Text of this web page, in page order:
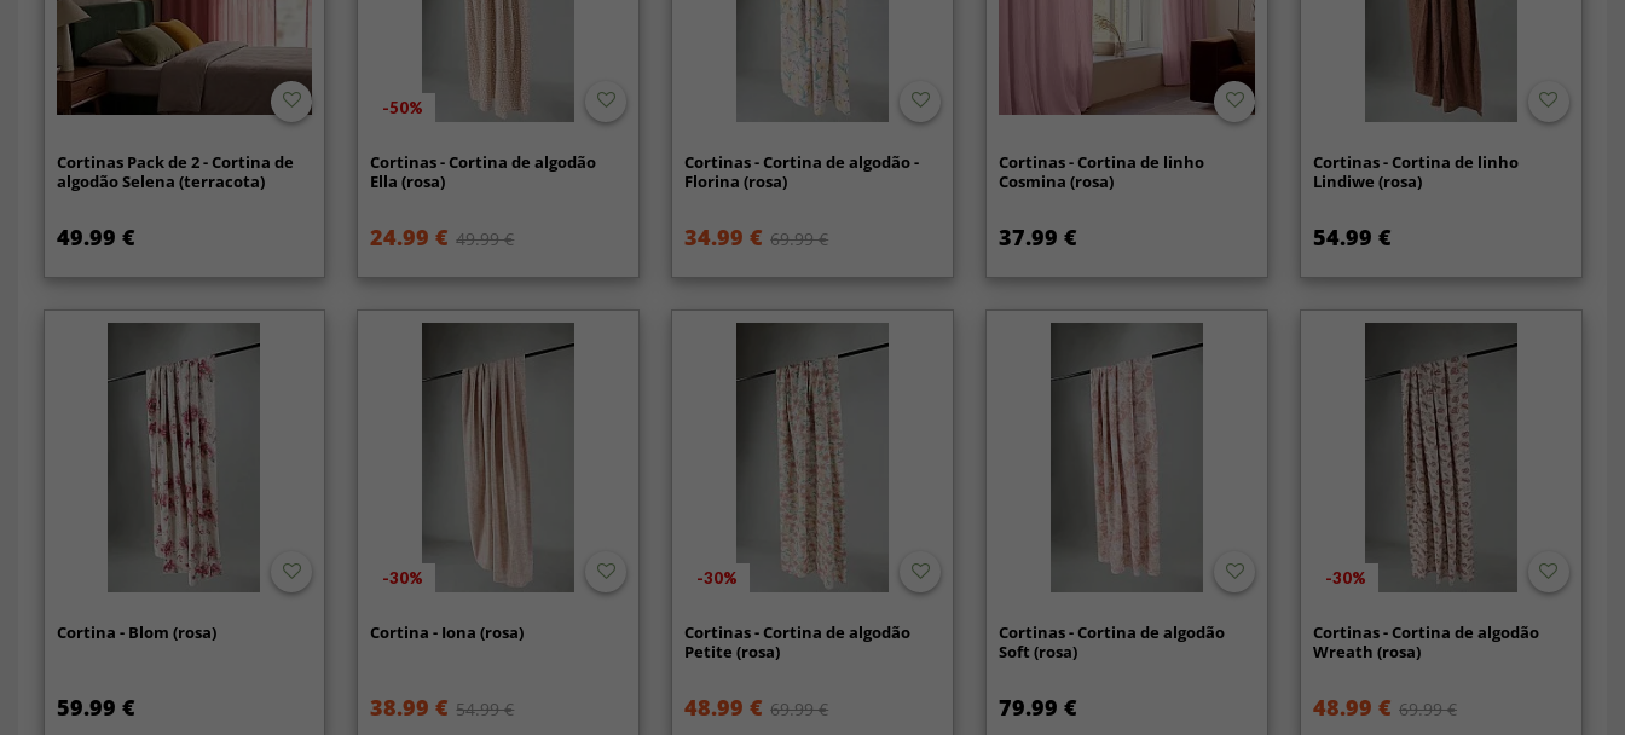
Cortinas Pack de 2 - Cortina de
algodão Selena (terracota)
49.99 €
-50%
Cortinas - Cortina de algodão
Ella (rosa)
24.99 € 49.99 €
Cortinas - Cortina de algodão -
Florina (rosa)
34.99 € 69.99 €
Cortinas - Cortina de linho
Cosmina (rosa)
37.99 €
Cortinas - Cortina de linho
Lindiwe (rosa)
54.99 €
Cortina - Blom (rosa)
59.99 €
-30%
Cortina - Iona (rosa)
38.99 € 54.99 €
-30%
Cortinas - Cortina de algodão
Petite (rosa)
48.99 € 69.99 €
Cortinas - Cortina de algodão
Soft (rosa)
79.99 €
-30%
Cortinas - Cortina de algodão
Wreath (rosa)
48.99 € 69.99 €